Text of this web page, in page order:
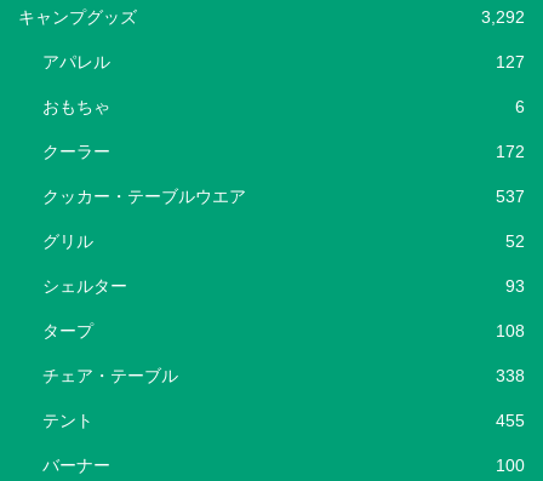
キャンプグッズ 3,292
アパレル 127
おもちゃ 6
クーラー 172
クッカー・テーブルウエア 537
グリル 52
シェルター 93
タープ 108
チェア・テーブル 338
テント 455
バーナー 100